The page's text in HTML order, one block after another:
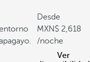
Desde
2,618
/noche
Ver